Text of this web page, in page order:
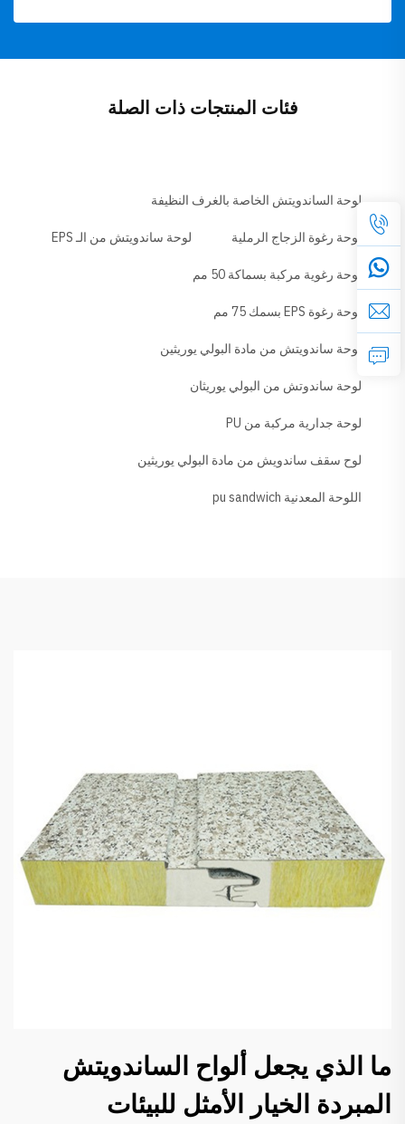
فئات المنتجات ذات الصلة
لوحة الساندويتش الخاصة بالغرف النظيفة
لوحة رغوة الزجاج الرملية لوحة ساندويتش من الـ EPS
لوحة رغوية مركبة بسماكة 50 مم
لوحة رغوة EPS بسمك 75 مم
لوحة ساندويتش من مادة البولي يوريثين
لوحة ساندوتش من البولي يوريثان
لوحة جدارية مركبة من PU
لوح سقف ساندويش من مادة البولي يوريثين
اللوحة المعدنية pu sandwich
ما الذي يجعل ألواح الساندويتش
المبردة الخيار الأمثل للبيئات